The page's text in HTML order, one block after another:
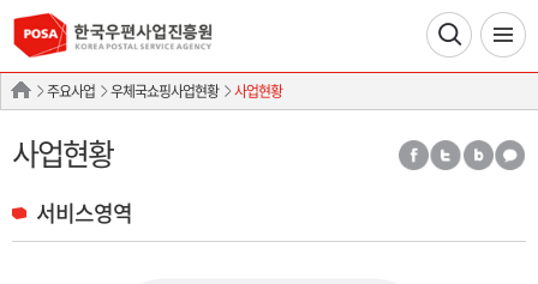
주요사업 우체국쇼핑사업현황 사업현황
사업현황
서비스영역